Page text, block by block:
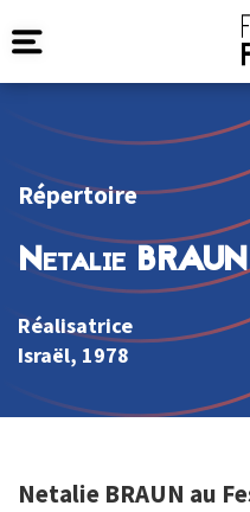
Répertoire
Netalie BRAUN
Réalisatrice
Israël, 1978
Netalie BRAUN au